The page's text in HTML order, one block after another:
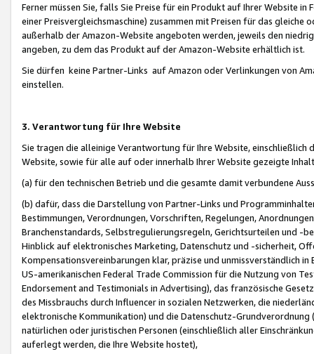
Ferner müssen Sie, falls Sie Preise für ein Produkt auf Ihrer Website
einer Preisvergleichsmaschine) zusammen mit Preisen für das
außerhalb der Amazon-Website angeboten werden, jeweils den
angeben, zu dem das Produkt auf der Amazon-Website erhältlich ist.
Sie dürfen keine Partner-Links auf Amazon oder Verlinkungen von
einstellen.
3. Verantwortung für Ihre Website
Sie tragen die alleinige Verantwortung für Ihre Website,
Website, sowie für alle auf oder innerhalb Ihrer Website gezeigte
(a) für den technischen Betrieb und die gesamte damit verbundene
(b) dafür, dass die Darstellung von Partner-Links und
Bestimmungen, Verordnungen, Vorschriften, Regelungen,
Branchenstandards, Selbstregulierungsregeln, Gerichtsurteilen und -
Hinblick auf elektronisches Marketing, Datenschutz und -sicherheit,
Kompensationsvereinbarungen klar, präzise und unmissverständlich
US-amerikanischen Federal Trade Commission für die Nutzung von
Endorsement and Testimonials in Advertising), das französische
des Missbrauchs durch Influencer in sozialen Netzwerken, die
elektronische Kommunikation) und die Datenschutz-
natürlichen oder juristischen Personen (einschließlich aller
auferlegt werden, die Ihre Website hostet),